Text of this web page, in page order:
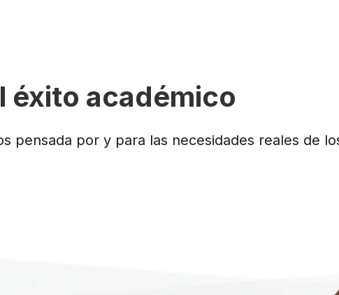
éxito académico
pensada por y para las necesidades reales de